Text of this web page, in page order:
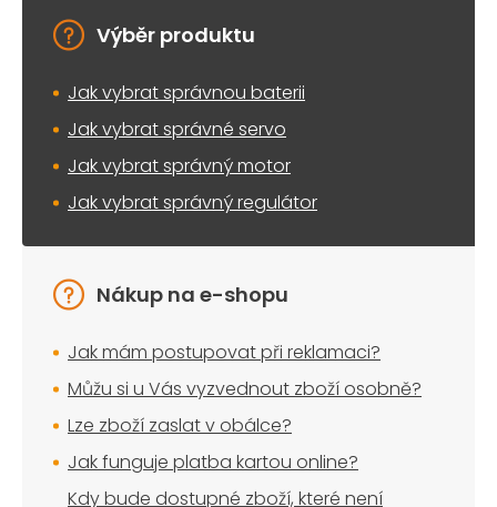
Výběr produktu
Jak vybrat správnou baterii
Jak vybrat správné servo
Jak vybrat správný motor
Jak vybrat správný regulátor
Nákup na e-shopu
Jak mám postupovat při reklamaci?
Můžu si u Vás vyzvednout zboží osobně?
Lze zboží zaslat v obálce?
Jak funguje platba kartou online?
Kdy bude dostupné zboží, které není